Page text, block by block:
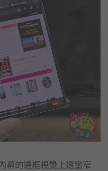
的邊框視覺上還蠻窄